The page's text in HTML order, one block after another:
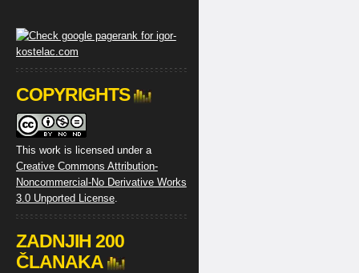
COPYRIGHTS
This work is licensed under a
Creative Commons Attribution-
Noncommercial-No Derivative Works
3.0 Unported License.
ZADNJIH 200
ČLANAKA